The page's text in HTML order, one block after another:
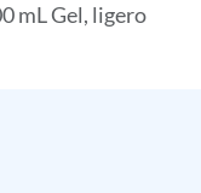
mL Gel, ligero